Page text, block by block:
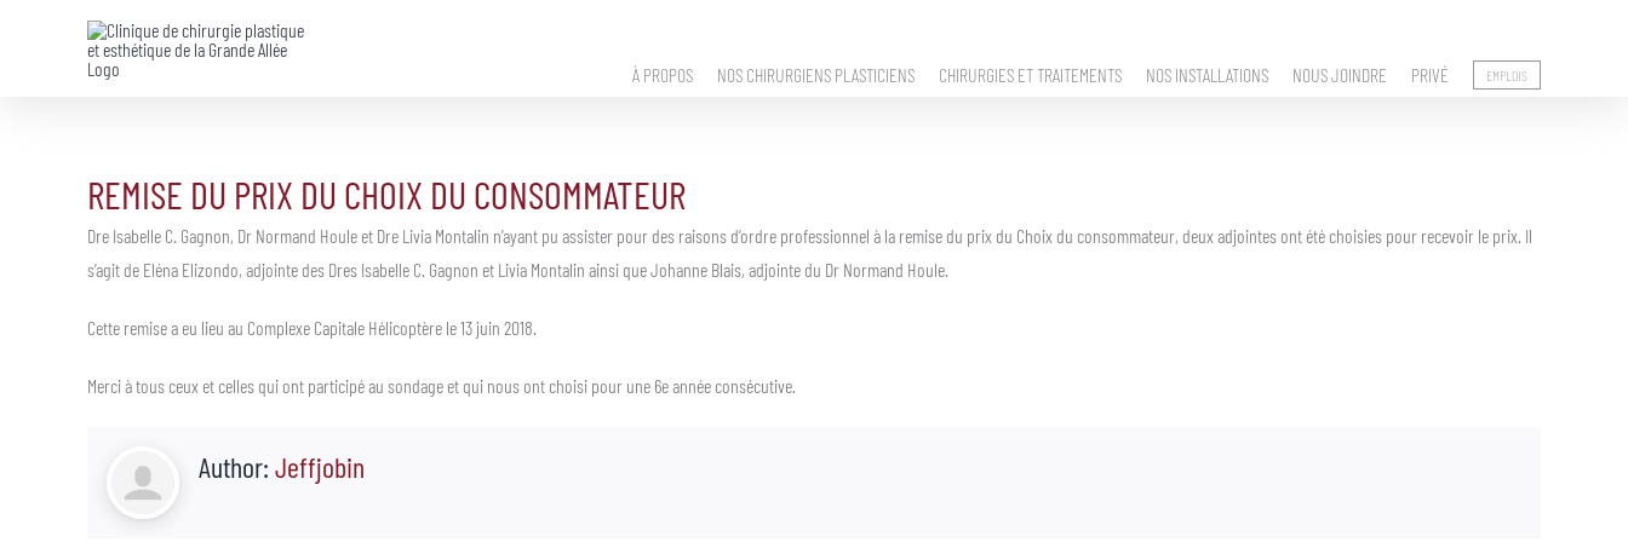
À PROPOS NOS CHIRURGIENS PLASTICIENS CHIRURGIES ET TRAITEMENTS NOS INSTALLATIONS NOUS JOINDRE PRIVÉ EMPLOIS
REMISE DU PRIX DU CHOIX DU CONSOMMATEUR
Dre Isabelle C. Gagnon, Dr Normand Houle et Dre Livia Montalin n’ayant pu assister pour des raisons d’ordre professionnel à la remise du prix du Choix du consommateur, deux adjointes ont été choisies pour recevoir le prix. Il
s’agit de Eléna Elizondo, adjointe des Dres Isabelle C. Gagnon et Livia Montalin ainsi que Johanne Blais, adjointe du Dr Normand Houle.
Cette remise a eu lieu au Complexe Capitale Hélicoptère le 13 juin 2018.
Merci à tous ceux et celles qui ont participé au sondage et qui nous ont choisi pour une 6e année consécutive.
Author: Jeffjobin